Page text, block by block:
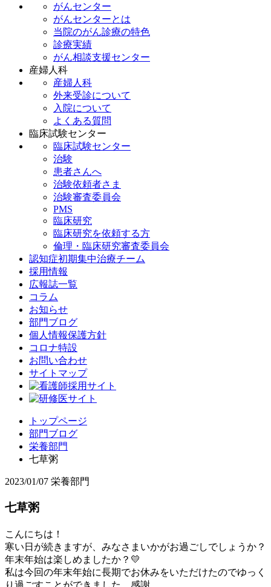
がんセンター
がんセンターとは
当院のがん診療の特色
診療実績
がん相談支援センター
産婦人科
産婦人科
外来受診について
入院について
よくある質問
臨床試験センター
臨床試験センター
治験
患者さんへ
治験依頼者さま
治験審査委員会
PMS
臨床研究
臨床研究を依頼する方
倫理・臨床研究審査委員会
認知症初期集中治療チーム
採用情報
広報誌一覧
コラム
お知らせ
部門ブログ
個人情報保護方針
コロナ特設
お問い合わせ
サイトマップ
トップページ
部門ブログ
栄養部門
七草粥
2023/01/07 栄養部門
七草粥
こんにちは！
寒い日が続きますが、みなさまいかがお過ごしでしょうか？
年末年始は楽しめましたか？💛
私は今回の年末年始に長期でお休みをいただけたのでゆっく
り過ごすことができました。感謝